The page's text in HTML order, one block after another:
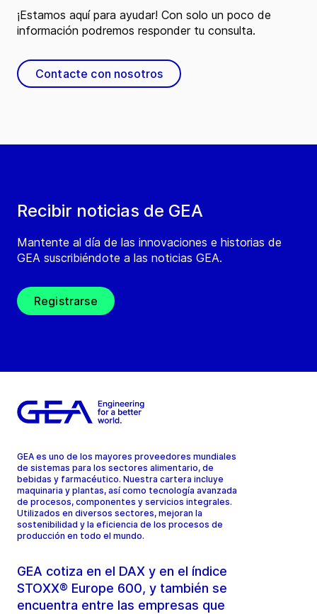
Recibir noticias de GEA
Mantente al día de las innovaciones e historias de
GEA suscribiéndote a las noticias GEA.
Registrarse
¡Estamos aquí para ayudar! Con solo un poco de
información podremos responder tu consulta.
Contacte con nosotros
GEA es uno de los mayores proveedores mundiales
de sistemas para los sectores alimentario, de
bebidas y farmacéutico. Nuestra cartera incluye
maquinaria y plantas, así como tecnología avanzada
de procesos, componentes y servicios integrales.
Utilizados en diversos sectores, mejoran la
sostenibilidad y la eficiencia de los procesos de
producción en todo el mundo.
GEA cotiza en el DAX y en el índice
STOXX® Europe 600, y también se
encuentra entre las empresas que